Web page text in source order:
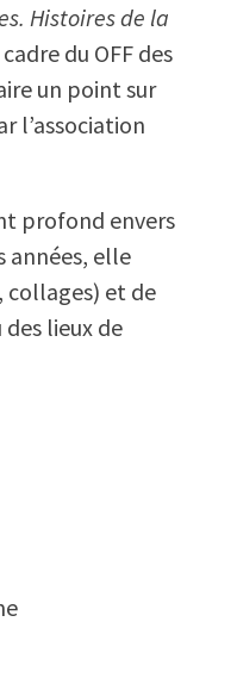
Histoires de la
du OFF des
un point sur
l’association
profond envers
années, elle
collages) et de
lieux de